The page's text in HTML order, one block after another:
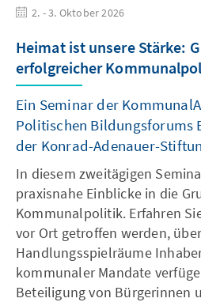
2. - 3. Oktober 2026
Heimat ist unsere Stärke:
erfolgreicher
Ein Seminar der
Politischen Bildungsforums
der Konrad-Adenauer-
In diesem zweitägigen
praxisnahe Einblicke in die
Kommunalpolitik. Erfahren
vor Ort getroffen werden,
Handlungsspielräume
kommunaler Mandate
Beteiligung von Bürgerinnen